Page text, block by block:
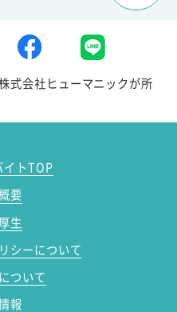
式会社ヒューマニックが所
イトTOP
要
生
シーについて
ついて
報